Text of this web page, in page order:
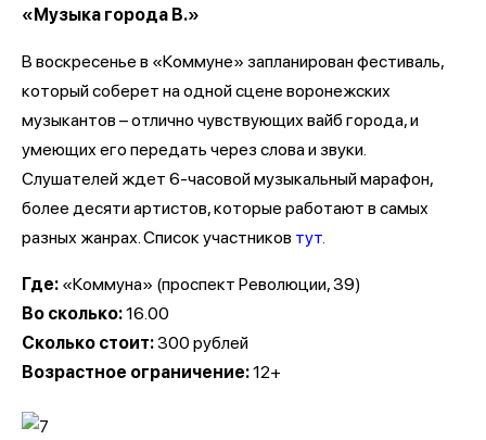
«Музыка города В.»
В воскресенье в «Коммуне» запланирован фестиваль,
который соберет на одной сцене воронежских
музыкантов – отлично чувствующих вайб города, и
умеющих его передать через слова и звуки.
Слушателей ждет 6-часовой музыкальный марафон,
более десяти артистов, которые работают в самых
разных жанрах. Список участников тут.
Где: «Коммуна» (проспект Революции, 39)
Во сколько:16.00
Сколько стоит:300 рублей
Возрастное ограничение:12+